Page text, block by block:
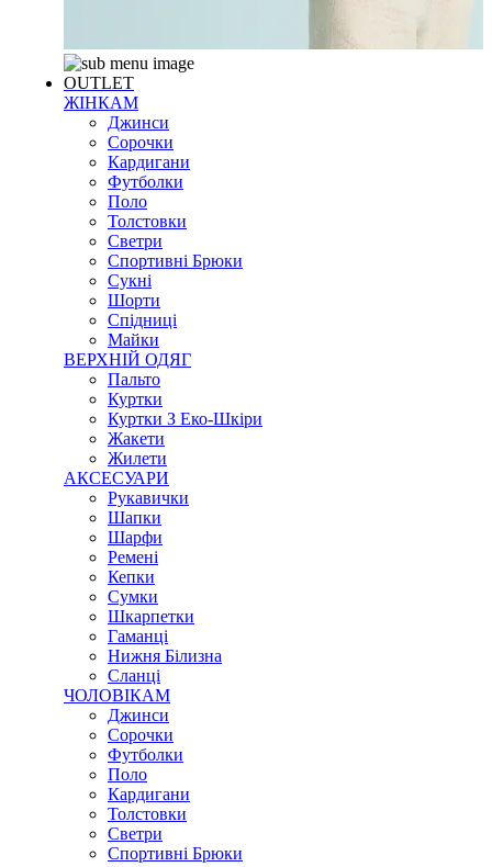
OUTLET
ЖІНКАМ
Джинси
Сорочки
Кардигани
Футболки
Поло
Толстовки
Светри
Спортивні Брюки
Сукні
Шорти
Спідниці
Майки
ВЕРХНІЙ ОДЯГ
Пальто
Куртки
Куртки З Еко-Шкіри
Жакети
Жилети
АКСЕСУАРИ
Рукавички
Шапки
Шарфи
Ремені
Кепки
Сумки
Шкарпетки
Гаманці
Нижня Білизна
Сланці
ЧОЛОВІКАМ
Джинси
Сорочки
Футболки
Поло
Кардигани
Толстовки
Светри
Спортивні Брюки